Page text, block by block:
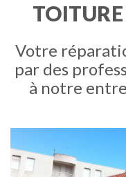
Votre
par des
à notre